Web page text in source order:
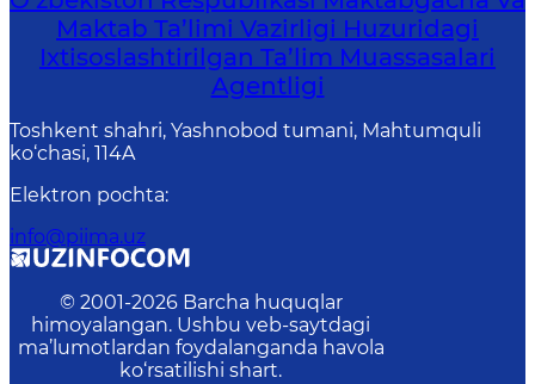
Maktab Ta’limi Vazirligi Huzuridagi
Ixtisoslashtirilgan Ta’lim Muassasalari
Agentligi
Toshkent shahri, Yashnobod tumani, Mahtumquli
ko‘chasi, 114A
Elektron pochta:
info@piima.uz
© 2001-2026 Barcha huquqlar
himoyalangan. Ushbu veb-saytdagi
ma’lumotlardan foydalanganda havola
ko‘rsatilishi shart.